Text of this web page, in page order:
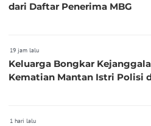
dari Daftar Penerima MBG
19 jam lalu
Keluarga Bongkar
Kematian Mantan Istri Polisi
1 hari lalu